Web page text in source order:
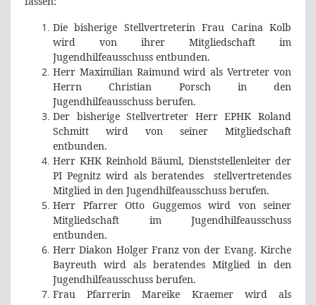
Die bisherige Stellvertreterin Frau Carina Kolb
wird von ihrer Mitgliedschaft im
Jugendhilfeausschuss entbunden.
Herr Maximilian Raimund wird als Vertreter von
Herrn Christian Porsch in den
Jugendhilfeausschuss berufen.
Der bisherige Stellvertreter Herr EPHK Roland
Schmitt wird von seiner Mitgliedschaft
entbunden.
Herr KHK Reinhold Bäuml, Dienststellenleiter der
PI Pegnitz wird als beratendes
stellvertretendes
Mitglied in den Jugendhilfeausschuss berufen.
Herr Pfarrer Otto Guggemos wird von seiner
Mitgliedschaft im Jugendhilfeausschuss
entbunden.
Herr Diakon Holger Franz von der Evang. Kirche
Bayreuth wird als beratendes Mitglied in den
Jugendhilfeausschuss berufen.
Frau Pfarrerin Mareike Kraemer wird als